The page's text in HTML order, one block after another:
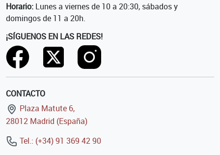
Horario: Lunes a viernes de 10 a 20:30, sábados y
domingos de 11 a 20h.
¡SÍGUENOS EN LAS REDES!
CONTACTO
Plaza Matute 6,
28012 Madrid (España)
Tel.: (+34) 91 369 42 90